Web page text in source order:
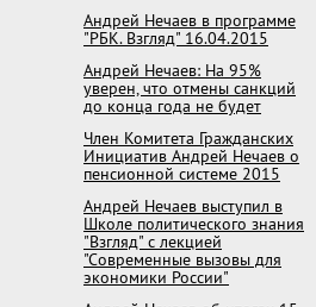
Андрей Нечаев в программе
"РБК. Взгляд" 16.04.2015
Андрей Нечаев: На 95%
уверен, что отмены санкций
до конца года не будет
Член Комитета Гражданских
Инициатив Андрей Нечаев о
пенсионной системе 2015
Андрей Нечаев выступил в
Школе политического знания
"Взгляд" с лекцией
"Современные вызовы для
экономики России"